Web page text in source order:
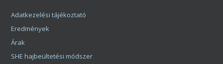
Hajbeültetés
Hajbeültetés férfiaknak
Hajbeültetés Videók
Hajbeültetés Konzultáció